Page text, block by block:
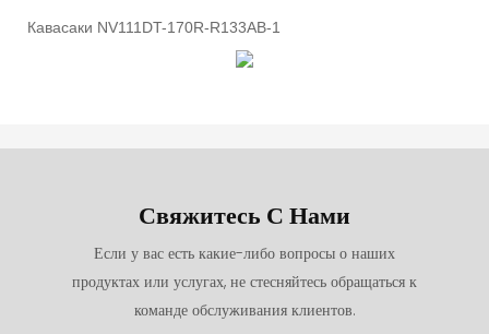
Кавасаки NV111DT-170R-R133AB-1
Свяжитесь С Нами
Если у вас есть какие-либо вопросы о наших
продуктах или услугах, не стесняйтесь обращаться к
команде обслуживания клиентов.